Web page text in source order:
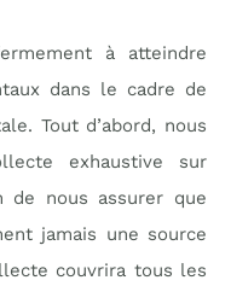
à atteindre
dans le cadre de
Tout d’abord, nous
exhaustive sur
de nous assurer que
jamais une source
couvrira tous les